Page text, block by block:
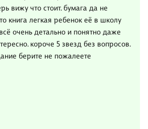
вижу что стоит. бумага да не
книга легкая ребенок её в школу
очень детально и понятно даже
короче 5 звезд без вопросов.
берите не пожалеете